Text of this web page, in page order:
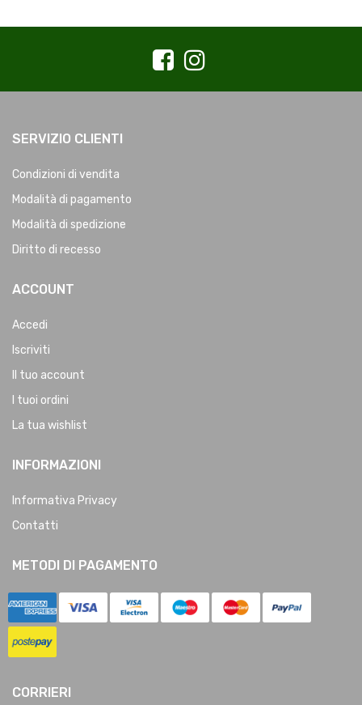
SERVIZIO CLIENTI
Condizioni di vendita
Modalità di pagamento
Modalità di spedizione
Diritto di recesso
ACCOUNT
Accedi
Iscriviti
Il tuo account
I tuoi ordini
La tua wishlist
INFORMAZIONI
Informativa Privacy
Contatti
METODI DI PAGAMENTO
CORRIERI